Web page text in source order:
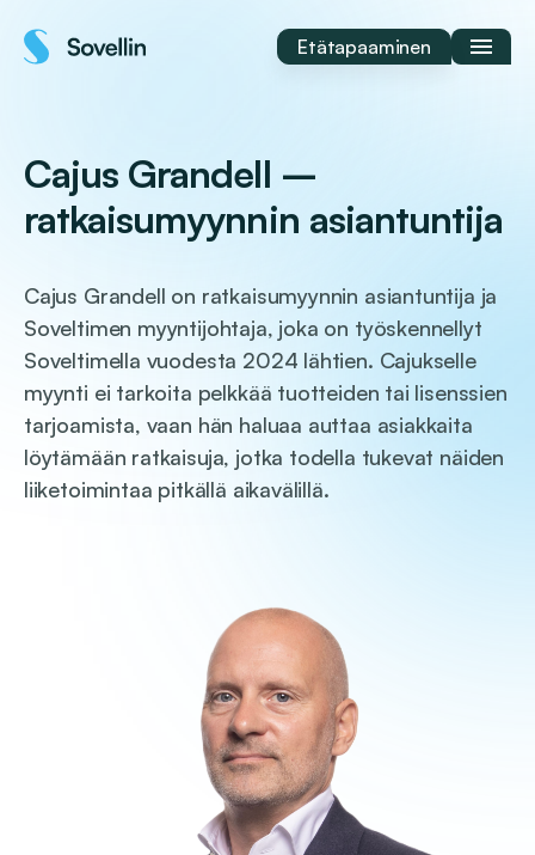
sisältöön
Etätapaaminen
Cajus Grandell –
ratkaisumyynnin asiantuntija
Cajus Grandell on ratkaisumyynnin asiantuntija ja
Soveltimen myyntijohtaja, joka on työskennellyt
Soveltimella vuodesta 2024 lähtien. Cajukselle
myynti ei tarkoita pelkkää tuotteiden tai lisenssien
tarjoamista, vaan hän haluaa auttaa asiakkaita
löytämään ratkaisuja, jotka todella tukevat näiden
liiketoimintaa pitkällä aikavälillä.